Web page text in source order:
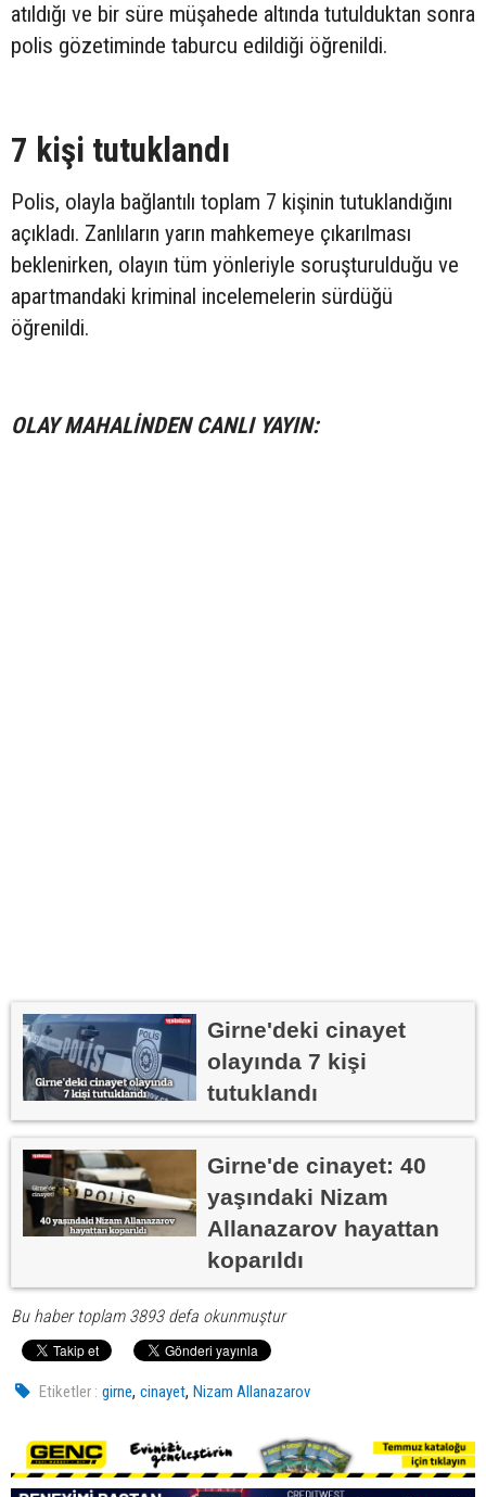
atıldığı ve bir süre müşahede altında tutulduktan sonra
polis gözetiminde taburcu edildiği öğrenildi.
7 kişi tutuklandı
Polis, olayla bağlantılı toplam 7 kişinin tutuklandığını
açıkladı. Zanlıların yarın mahkemeye çıkarılması
beklenirken, olayın tüm yönleriyle soruşturulduğu ve
apartmandaki kriminal incelemelerin sürdüğü
öğrenildi.
OLAY MAHALİNDEN CANLI YAYIN:
Girne'deki cinayet
olayında 7 kişi
tutuklandı
Girne'de cinayet: 40
yaşındaki Nizam
Allanazarov hayattan
koparıldı
Bu haber toplam 3893 defa okunmuştur
Etiketler : girne,cinayet,Nizam Allanazarov